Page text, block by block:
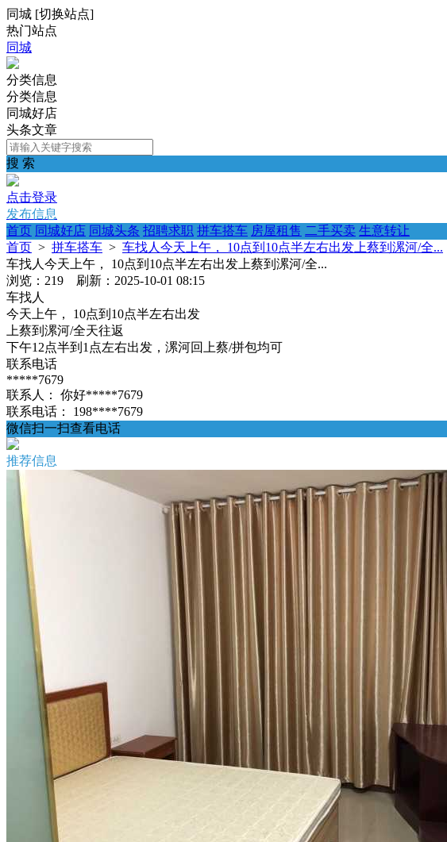
同城 [切换站点]
热门站点
同城
分类信息
分类信息
同城好店
头条文章
搜 索
点击登录
发布信息
首页 同城好店 同城头条 招聘求职 拼车搭车 房屋租售 二手买卖 生意转让
首页 > 拼车搭车 > 车找人今天上午， 10点到10点半左右出发上蔡到漯河/全...
车找人今天上午， 10点到10点半左右出发上蔡到漯河/全...
浏览：219 刷新：2025-10-01 08:15
车找人
今天上午， 10点到10点半左右出发
上蔡到漯河/全天往返
下午12点半到1点左右出发，漯河回上蔡/拼包均可
联系电话
*****7679
联系人：
你好*****7679
联系电话：
198****7679
微信扫一扫查看电话
推荐信息